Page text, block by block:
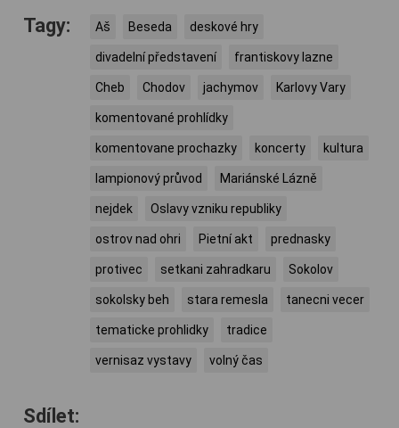
Tagy: Aš Beseda deskové hry
divadelní představení frantiskovy lazne
Cheb Chodov jachymov Karlovy Vary
komentované prohlídky
komentovane prochazky koncerty kultura
lampionový průvod Mariánské Lázně
nejdek Oslavy vzniku republiky
ostrov nad ohri Pietní akt prednasky
protivec setkani zahradkaru Sokolov
sokolsky beh stara remesla tanecni vecer
tematicke prohlidky tradice
vernisaz vystavy volný čas
Sdílet: